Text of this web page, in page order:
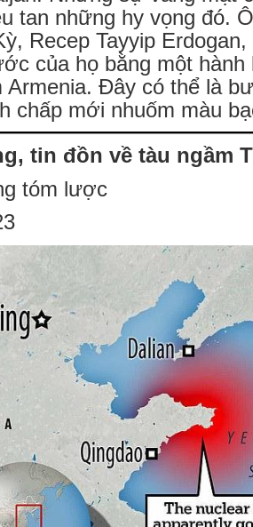
tan những hy vọng đó.
Recep Tayyip
của họ bằng một hành
Armenia. Đây có thể là
chấp mới nhuốm màu
tin đồn về tàu ngầm
tóm lược